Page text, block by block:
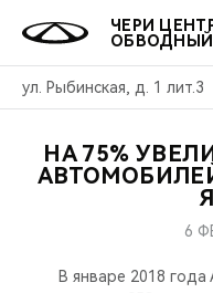
ЧЕРИ
ОБВОДНЫЙ
ул. Рыбинская, д. 1 лит.3
КРОССОВЕРЫ
КРЕДИТ И СТРАХОВАНИЕ
ЗАПЧАСТИ И АКСЕССУАРЫ
О БРЕНДЕ
КРЕДИТ
О
МЫ В СОЦСЕТЯХ
НА 75%
6
В январе 2018